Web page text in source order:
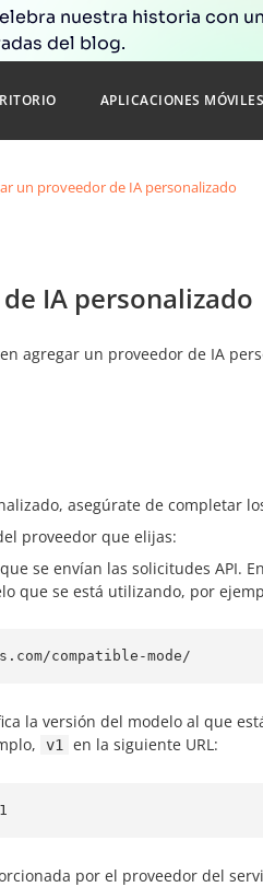
nuestra historia con
del blog.
APLICACIONES
un proveedor de IA personalizado
IA personalizado
agregar un proveedor de IA
asegúrate de completar
proveedor que elijas:
se envían las solicitudes API.
que se está utilizando, por
compatible-mode/
la versión del modelo al que
v1 en la siguiente URL:
por el proveedor del